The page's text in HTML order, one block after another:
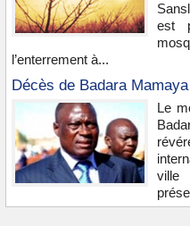
est
l’enterrement à...
Décès de Badara
Le